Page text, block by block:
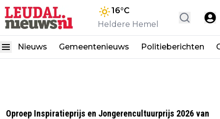
16°C
Heldere Hemel
Nieuws Gemeentenieuws Politieberichten
Oproep Inspiratieprijs en Jongerencultuurprijs 2026 van